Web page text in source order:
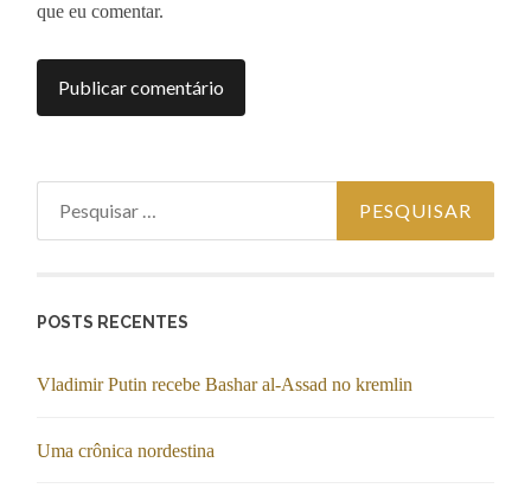
que eu comentar.
POSTS RECENTES
Vladimir Putin recebe Bashar al-Assad no kremlin
Uma crônica nordestina